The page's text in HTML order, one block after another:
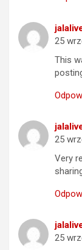
25
This
25
Very
25